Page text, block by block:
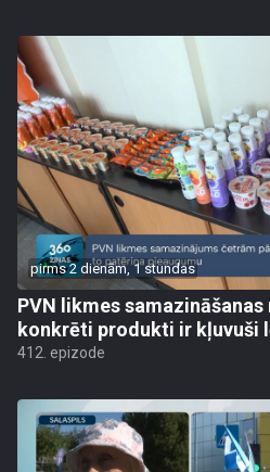
pirms 2 dienām, 1 stundas
PVN likmes
konkrēti produkti ir kļuvuši
412. epizode